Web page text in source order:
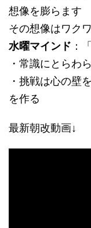
想像を膨らます
その想像はワク
水曜マインド ：
・常識にとらわ
・挑戦は心の壁
を作る
最新朝改動画↓